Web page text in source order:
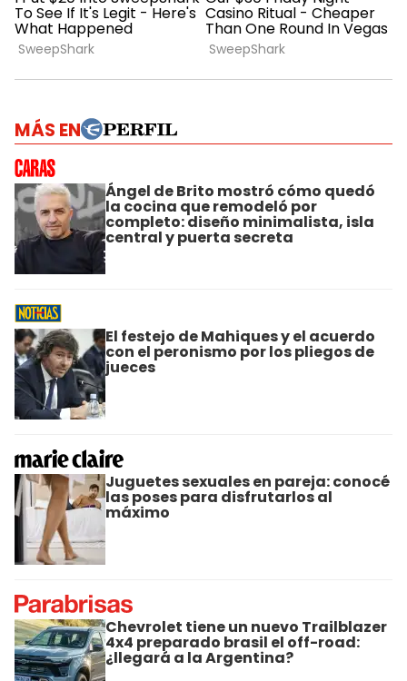
MÁS EN
Ángel de Brito mostró cómo quedó
la cocina que remodeló por
completo: diseño minimalista, isla
central y puerta secreta
El festejo de Mahiques y el acuerdo
con el peronismo por los pliegos de
jueces
Juguetes sexuales en pareja: conocé
las poses para disfrutarlos al
máximo
Chevrolet tiene un nuevo Trailblazer
4x4 preparado brasil el off-road:
¿llegará a la Argentina?